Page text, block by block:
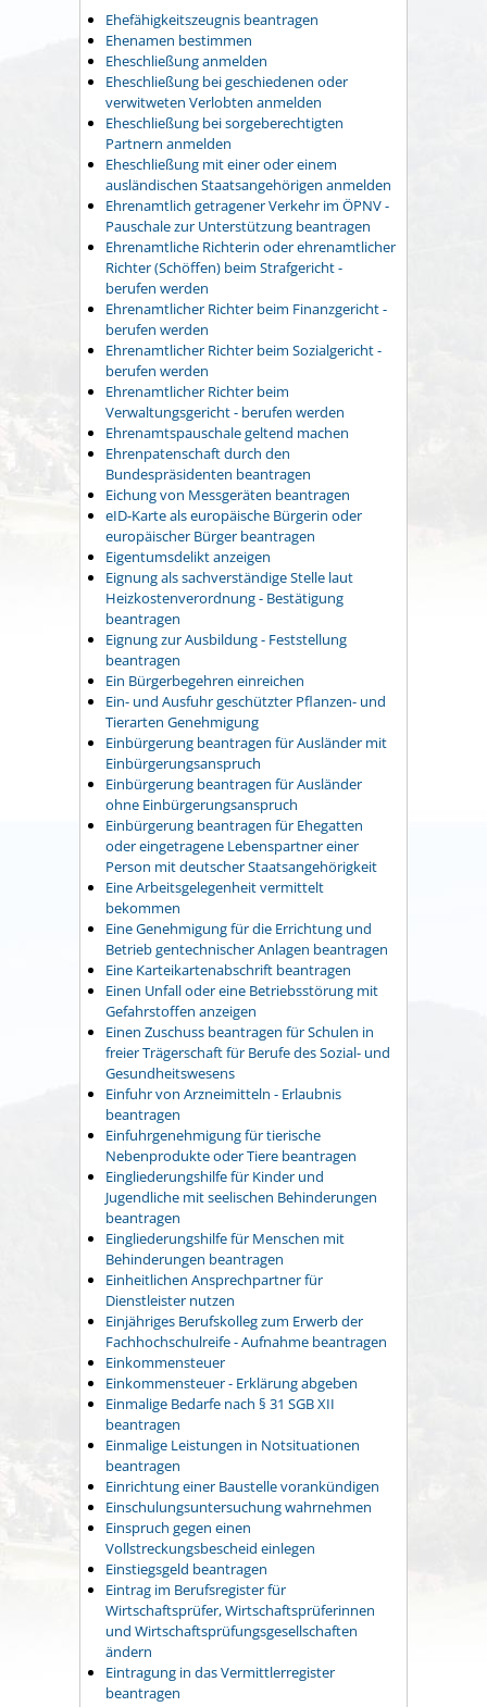
Ehefähigkeitszeugnis beantragen
Ehenamen bestimmen
Eheschließung anmelden
Eheschließung bei geschiedenen oder
verwitweten Verlobten anmelden
Eheschließung bei sorgeberechtigten
Partnern anmelden
Eheschließung mit einer oder einem
ausländischen Staatsangehörigen anmelden
Ehrenamtlich getragener Verkehr im ÖPNV -
Pauschale zur Unterstützung beantragen
Ehrenamtliche Richterin oder ehrenamtlicher
Richter (Schöffen) beim Strafgericht -
berufen werden
Ehrenamtlicher Richter beim Finanzgericht -
berufen werden
Ehrenamtlicher Richter beim Sozialgericht -
berufen werden
Ehrenamtlicher Richter beim
Verwaltungsgericht - berufen werden
Ehrenamtspauschale geltend machen
Ehrenpatenschaft durch den
Bundespräsidenten beantragen
Eichung von Messgeräten beantragen
eID-Karte als europäische Bürgerin oder
europäischer Bürger beantragen
Eigentumsdelikt anzeigen
Eignung als sachverständige Stelle laut
Heizkostenverordnung - Bestätigung
beantragen
Eignung zur Ausbildung - Feststellung
beantragen
Ein Bürgerbegehren einreichen
Ein- und Ausfuhr geschützter Pflanzen- und
Tierarten Genehmigung
Einbürgerung beantragen für Ausländer mit
Einbürgerungsanspruch
Einbürgerung beantragen für Ausländer
ohne Einbürgerungsanspruch
Einbürgerung beantragen für Ehegatten
oder eingetragene Lebenspartner einer
Person mit deutscher Staatsangehörigkeit
Eine Arbeitsgelegenheit vermittelt
bekommen
Eine Genehmigung für die Errichtung und
Betrieb gentechnischer Anlagen beantragen
Eine Karteikartenabschrift beantragen
Einen Unfall oder eine Betriebsstörung mit
Gefahrstoffen anzeigen
Einen Zuschuss beantragen für Schulen in
freier Trägerschaft für Berufe des Sozial- und
Gesundheitswesens
Einfuhr von Arzneimitteln - Erlaubnis
beantragen
Einfuhrgenehmigung für tierische
Nebenprodukte oder Tiere beantragen
Eingliederungshilfe für Kinder und
Jugendliche mit seelischen Behinderungen
beantragen
Eingliederungshilfe für Menschen mit
Behinderungen beantragen
Einheitlichen Ansprechpartner für
Dienstleister nutzen
Einjähriges Berufskolleg zum Erwerb der
Fachhochschulreife - Aufnahme beantragen
Einkommensteuer
Einkommensteuer - Erklärung abgeben
Einmalige Bedarfe nach § 31 SGB XII
beantragen
Einmalige Leistungen in Notsituationen
beantragen
Einrichtung einer Baustelle vorankündigen
Einschulungsuntersuchung wahrnehmen
Einspruch gegen einen
Vollstreckungsbescheid einlegen
Einstiegsgeld beantragen
Eintrag im Berufsregister für
Wirtschaftsprüfer, Wirtschaftsprüferinnen
und Wirtschaftsprüfungsgesellschaften
ändern
Eintragung in das Vermittlerregister
beantragen